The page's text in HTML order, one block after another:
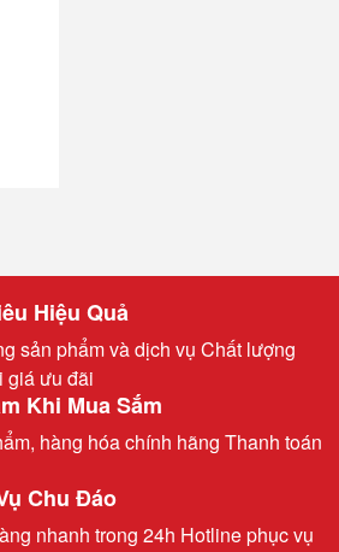
Hiệu Quả
sản phẩm và dịch vụ Chất lượng
giá ưu đãi
Khi Mua Sắm
hàng hóa chính hãng Thanh toán
Chu Đáo
nhanh trong 24h Hotline phục vụ